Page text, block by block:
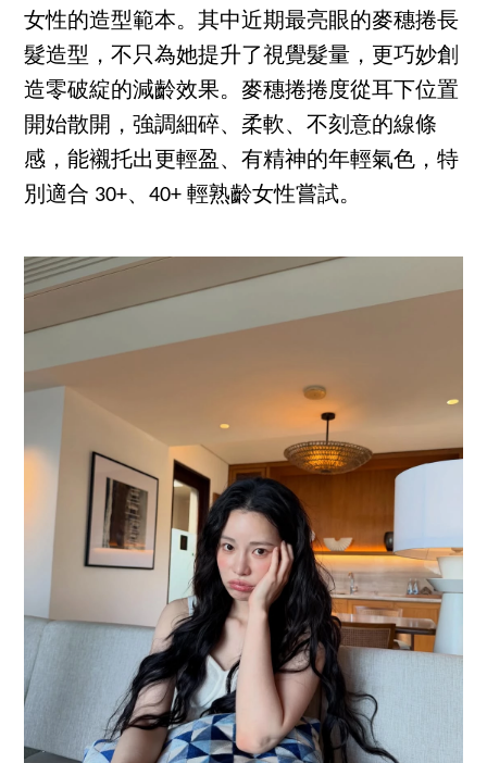
女性的造型範本。其中近期最亮眼的麥穗捲長
髮造型，不只為她提升了視覺髮量，更巧妙創
造零破綻的減齡效果。麥穗捲捲度從耳下位置
開始散開，強調細碎、柔軟、不刻意的線條
感，能襯托出更輕盈、有精神的年輕氣色，特
別適合 30+、40+ 輕熟齡女性嘗試。